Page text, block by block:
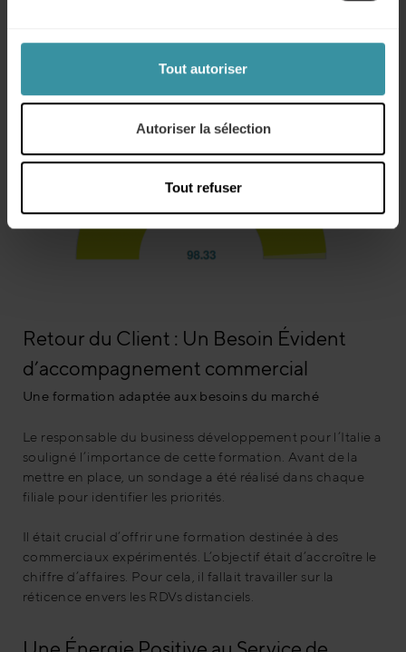
Tout autoriser
Autoriser la sélection
Tout refuser
excellent(NPS)
Retour du Client : Un Besoin Évident
d’accompagnement commercial
Une formation adaptée aux besoins du marché
Le responsable du business développement pour l’Italie a
souligné l’importance de cette formation. Avant de la
mettre en place, un sondage a été réalisé dans chaque
filiale pour identifier les priorités.
Il était crucial d’offrir une formation destinée à des
commerciaux expérimentés. L’objectif était d’accroître le
chiffre d’affaires. Pour cela, il fallait travailler sur la
réticence envers les RDVs distanciels.